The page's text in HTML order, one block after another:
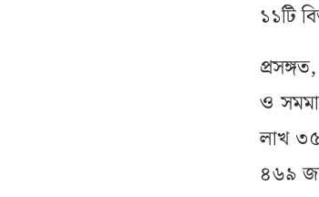
১১টি
ও
লাখ
৪৬৯